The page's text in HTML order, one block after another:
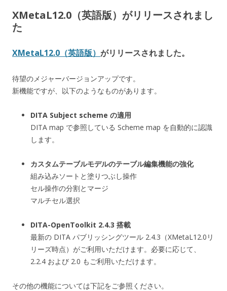
XMetaL12.0（英語版）がリリースされまし
た
XMetaL12.0（英語版） がリリースされました。
待望のメジャーバージョンアップです。
新機能ですが、以下のようなものがあります。
DITA Subject scheme の適用
DITA map で参照している Scheme map を自動的に認識
します。
カスタムテーブルモデルのテーブル編集機能の強化
組み込みソートと塗りつぶし操作
セル操作の分割とマージ
マルチセル選択
DITA-OpenToolkit 2.4.3 搭載
最新の DITA パブリッシングツール 2.4.3（XMetaL12.0リ
リーズ時点）がご利用いただけます。必要に応じて、
2.2.4 および 2.0 もご利用いただけます。
その他の機能については下記をご参照ください。